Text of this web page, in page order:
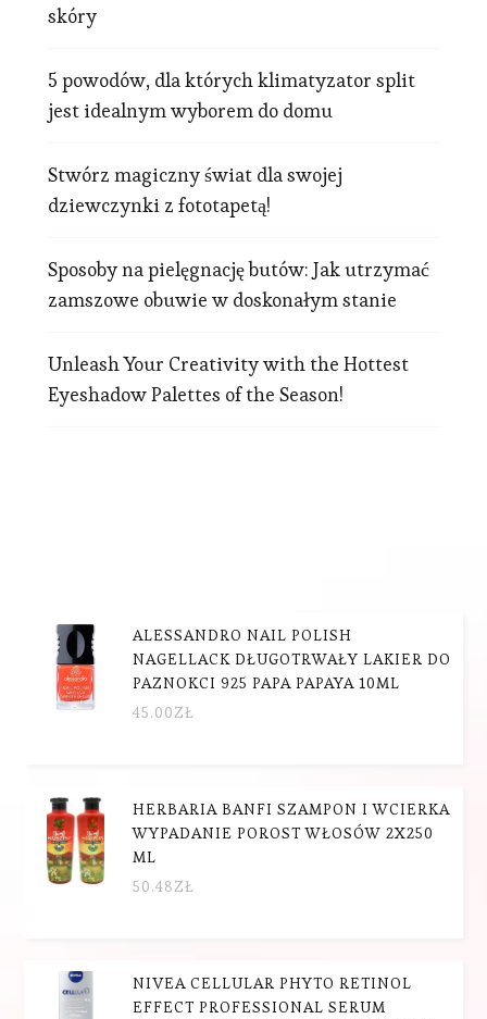
skóry
5 powodów, dla których klimatyzator split
jest idealnym wyborem do domu
Stwórz magiczny świat dla swojej
dziewczynki z fototapetą!
Sposoby na pielęgnację butów: Jak utrzymać
zamszowe obuwie w doskonałym stanie
Unleash Your Creativity with the Hottest
Eyeshadow Palettes of the Season!
ALESSANDRO NAIL POLISH
NAGELLACK DŁUGOTRWAŁY LAKIER DO
PAZNOKCI 925 PAPA PAPAYA 10ML
45.00ZŁ
HERBARIA BANFI SZAMPON I WCIERKA
WYPADANIE POROST WŁOSÓW 2X250
ML
50.48ZŁ
NIVEA CELLULAR PHYTO RETINOL
EFFECT PROFESSIONAL SERUM